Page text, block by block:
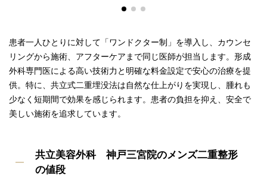
患者一人ひとりに対して「ワンドクター制」を導入し、カウンセ
リングから施術、アフターケアまで同じ医師が担当します。形成
外科専門医による高い技術力と明確な料金設定で安心の治療を提
供。特に、共立式二重埋没法は自然な仕上がりを実現し、腫れも
少なく短期間で効果を感じられます。患者の負担を抑え、安全で
美しい施術を追求しています。
共立美容外科 神戸三宮院のメンズ二重整形
の値段